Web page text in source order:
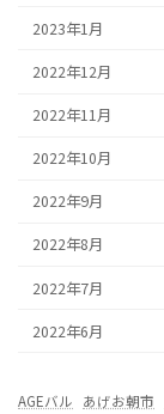
2023年1月
2022年12月
2022年11月
2022年10月
2022年9月
2022年8月
2022年7月
2022年6月
AGEバル あげお朝市